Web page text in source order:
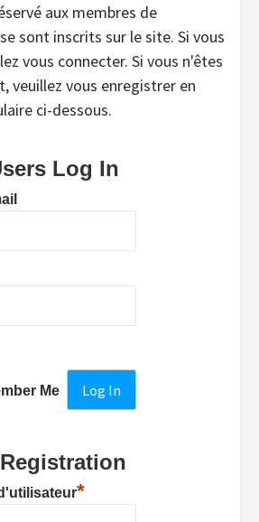
aux membres de
sont inscrits sur le site. Si vous
vous connecter. Si vous n'êtes
veuillez vous enregistrer en
ci-dessous.
Log In
Me
*